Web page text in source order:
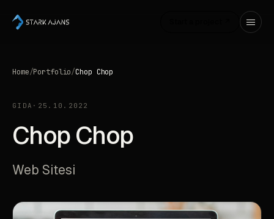
Home/Portfolio/Chop Chop
GIDA · 25.10.2022
Chop Chop
Web Sitesi